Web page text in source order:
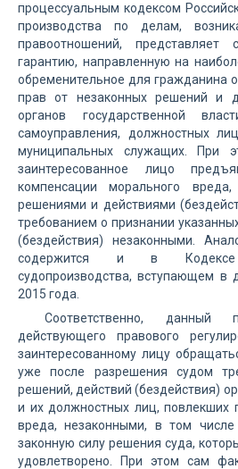
процессуальным кодексом
производства по делам,
правоотношений, представляет
гарантию, направленную на
обременительное для гражданина
прав от незаконных решений и
органов государственной
самоуправления, должностных
муниципальных служащих. При
заинтересованное лицо
компенсации морального
решениями и действиями
требованием о признании
(бездействия) незаконными.
содержится и в Кодексе
судопроизводства, вступающем в
2015 года.
Соответственно,
действующего правового
заинтересованному лицу
уже после разрешения судом
решений, действий (бездействия)
и их должностных лиц, повлекших
вреда, незаконными, в том
законную силу решения суда,
удовлетворено. При этом сам